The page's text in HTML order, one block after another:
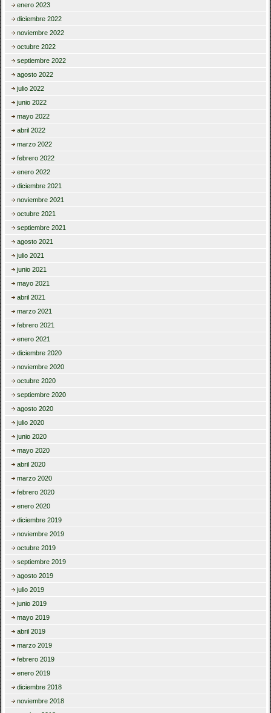
enero 2023
diciembre 2022
noviembre 2022
octubre 2022
septiembre 2022
agosto 2022
julio 2022
junio 2022
mayo 2022
abril 2022
marzo 2022
febrero 2022
enero 2022
diciembre 2021
noviembre 2021
octubre 2021
septiembre 2021
agosto 2021
julio 2021
junio 2021
mayo 2021
abril 2021
marzo 2021
febrero 2021
enero 2021
diciembre 2020
noviembre 2020
octubre 2020
septiembre 2020
agosto 2020
julio 2020
junio 2020
mayo 2020
abril 2020
marzo 2020
febrero 2020
enero 2020
diciembre 2019
noviembre 2019
octubre 2019
septiembre 2019
agosto 2019
julio 2019
junio 2019
mayo 2019
abril 2019
marzo 2019
febrero 2019
enero 2019
diciembre 2018
noviembre 2018